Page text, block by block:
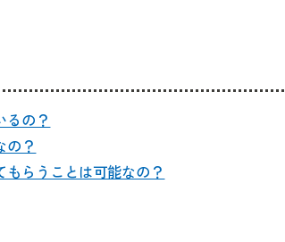
るの？
の？
らうことは可能なの？